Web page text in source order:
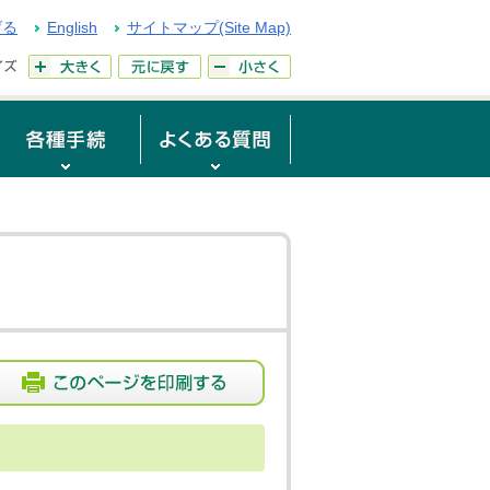
English サイトマップ(Site Map)